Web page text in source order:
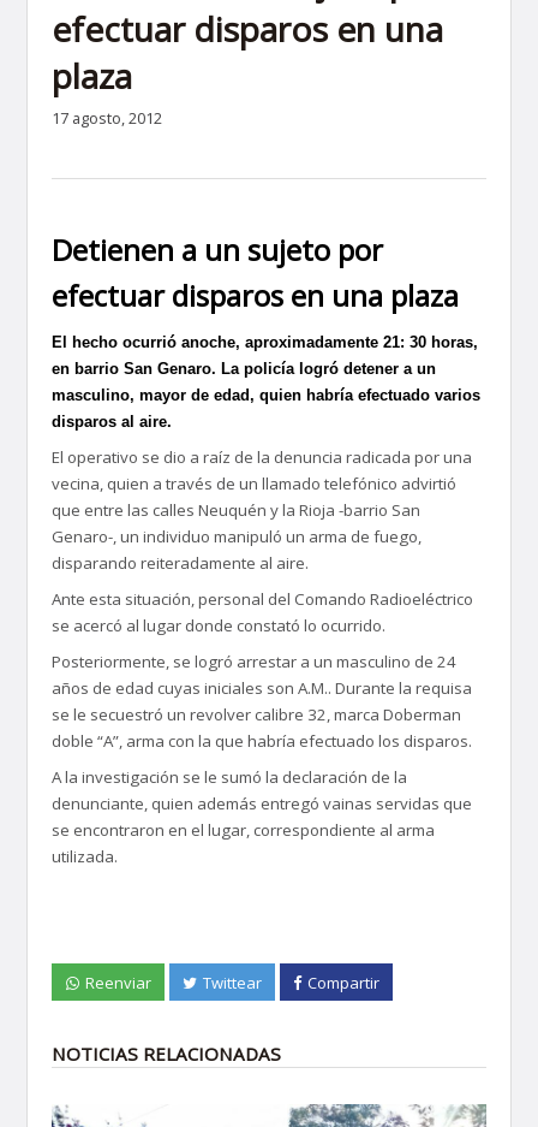
efectuar disparos en una
plaza
17 agosto, 2012
Detienen a un sujeto por
efectuar disparos en una plaza
El hecho ocurrió anoche, aproximadamente 21: 30 horas,
en barrio San Genaro. La policía logró detener a un
masculino, mayor de edad, quien habría efectuado varios
disparos al aire.
El operativo se dio a raíz de la denuncia radicada por una
vecina, quien a través de un llamado telefónico advirtió
que entre las calles Neuquén y la Rioja -barrio San
Genaro-, un individuo manipuló un arma de fuego,
disparando reiteradamente al aire.
Ante esta situación, personal del Comando Radioeléctrico
se acercó al lugar donde constató lo ocurrido.
Posteriormente, se logró arrestar a un masculino de 24
años de edad cuyas iniciales son A.M.. Durante la requisa
se le secuestró un revolver calibre 32, marca Doberman
doble “A”, arma con la que habría efectuado los disparos.
A la investigación se le sumó la declaración de la
denunciante, quien además entregó vainas servidas que
se encontraron en el lugar, correspondiente al arma
utilizada.
Reenviar Twittear Compartir
NOTICIAS RELACIONADAS